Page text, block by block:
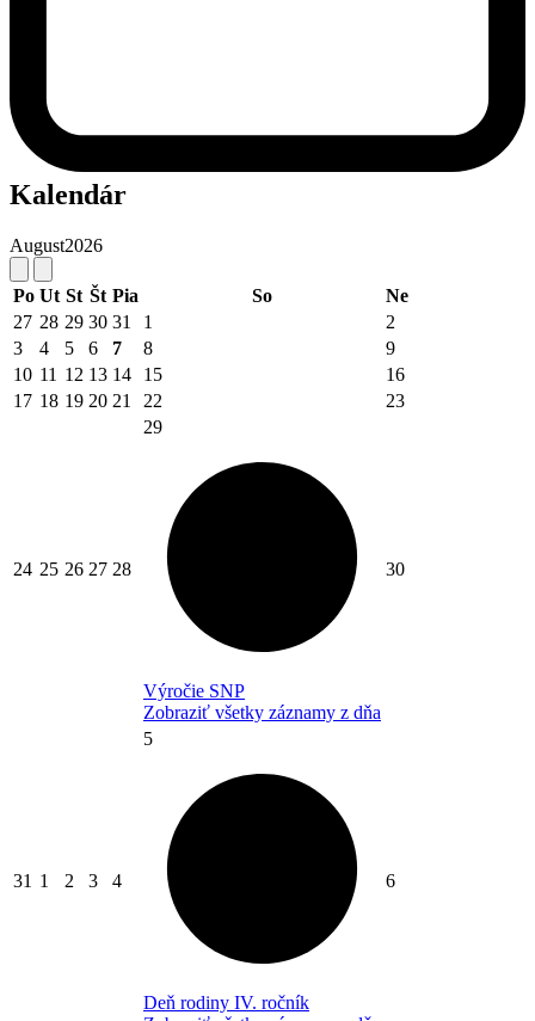
Kalendár
August2026
Po Ut St Št Pia So
Ne
27 28 29 30 31 1
2
3
4 5 6 7 8
9
10 11 12 13 14 15
16
17 18 19 20 21 22 23
24 25 26 27 28
29
Výročie SNP
Zobraziť všetky záznamy z dňa
30
31 1 2 3 4
5
Deň rodiny IV. ročník
6